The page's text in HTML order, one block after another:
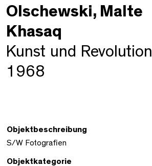
Olschewski, Malte
Khasaq
Kunst und Revolution
1968
Objektbeschreibung
S/W Fotografien
Objektkategorie